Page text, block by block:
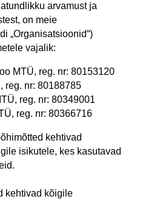
arvamust ja
on meie
„Organisatsioonid“)
vajalik:
MTÜ, reg. nr: 80153120
reg. nr: 80188785
reg. nr: 80349001
reg. nr: 80366716
kehtivad
isikutele, kes kasutavad
kehtivad kõigile